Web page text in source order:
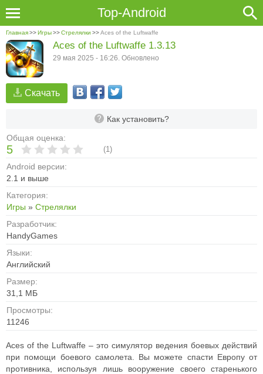
Top-Android
Главная>>Игры>>Стрелялки >>Aces of the Luftwaffe
Скачать
Как установить?
Общая оценка:
5 (1)
Android версии:
2.1 и выше
Категория:
Игры » Стрелялки
Разработчик:
HandyGames
Языки:
Английский
Размер:
31,1 МБ
Просмотры:
11246
Aces of the Luftwaffe 1.3.13
29 мая 2025 - 16:26. Обновлено
Aces of the Luftwaffe – это симулятор ведения боевых действий
при помощи боевого самолета. Вы можете спасти Европу от
противника, используя лишь вооружение своего старенького